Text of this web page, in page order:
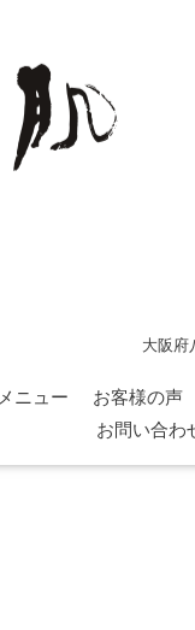
大阪府
メニュー お客様の声
お問い合わ